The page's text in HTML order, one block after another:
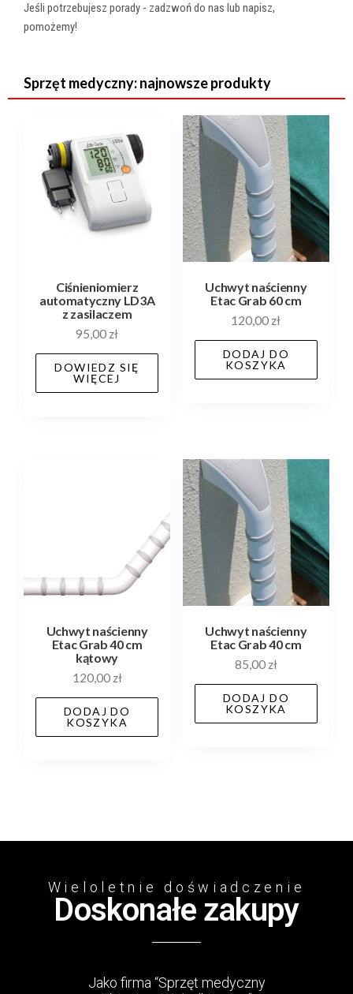
Jeśli potrzebujesz porady - zadzwoń do nas lub napisz,
pomożemy!
Sprzęt medyczny: najnowsze produkty
Ciśnieniomierz
automatyczny LD3A
z zasilaczem
95,00 zł
DOWIEDZ SIĘ
WIĘCEJ
Uchwyt naścienny
Etac Grab 60 cm
120,00 zł
DODAJ DO
KOSZYKA
Uchwyt naścienny
Etac Grab 40 cm
kątowy
120,00 zł
DODAJ DO
KOSZYKA
Uchwyt naścienny
Etac Grab 40 cm
85,00 zł
DODAJ DO
KOSZYKA
Wieloletnie doświadczenie
Doskonałe zakupy
Jako firma “Sprzęt medyczny